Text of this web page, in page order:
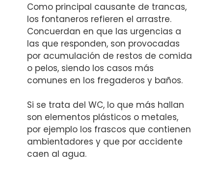
Como principal causante de trancas,
los fontaneros refieren el arrastre.
Concuerdan en que las urgencias a
las que responden, son provocadas
por acumulación de restos de comida
o pelos, siendo los casos más
comunes en los fregaderos y baños.
Si se trata del WC, lo que más hallan
son elementos plásticos o metales,
por ejemplo los frascos que contienen
ambientadores y que por accidente
caen al agua.